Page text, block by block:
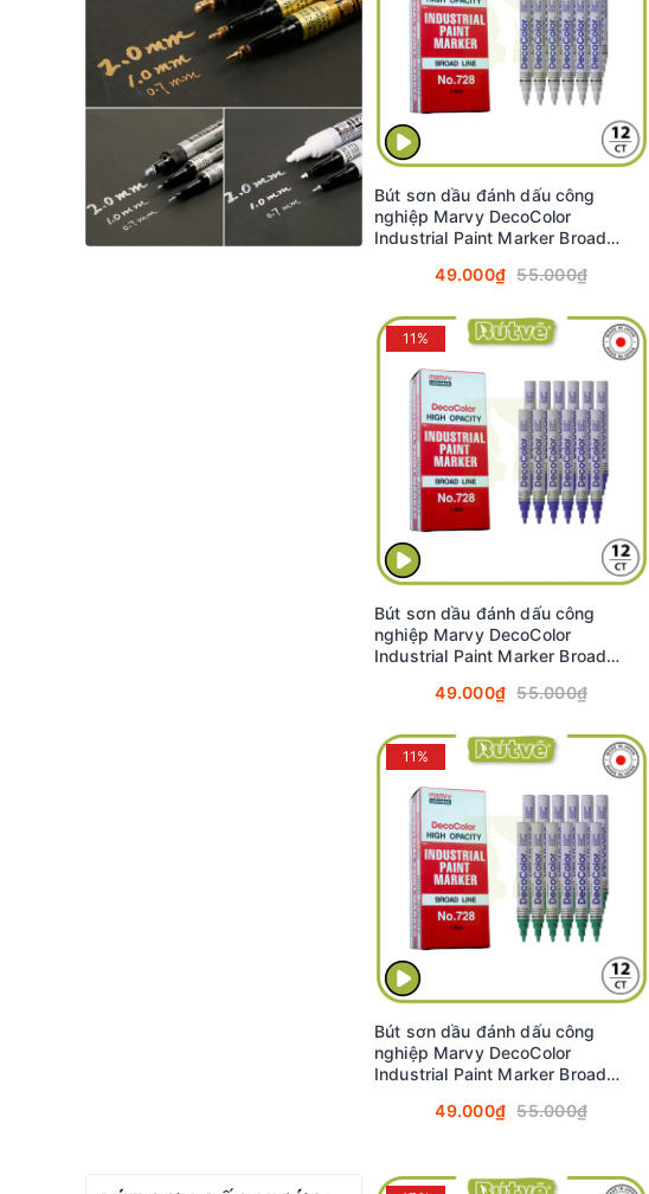
Bút sơn dầu đánh dấu công
nghiệp Marvy DecoColor
Industrial Paint Marker Broad
49.000₫ 55.000₫
11%
Bút sơn dầu đánh dấu công
nghiệp Marvy DecoColor
Industrial Paint Marker Broad
49.000₫ 55.000₫
11%
Bút sơn dầu đánh dấu công
nghiệp Marvy DecoColor
Industrial Paint Marker Broad
49.000₫ 55.000₫